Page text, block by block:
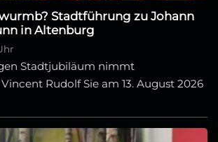
Stadtführung zu Johann
in Altenburg
Stadtjubiläum nimmt
Rudolf Sie am 13. August 2026